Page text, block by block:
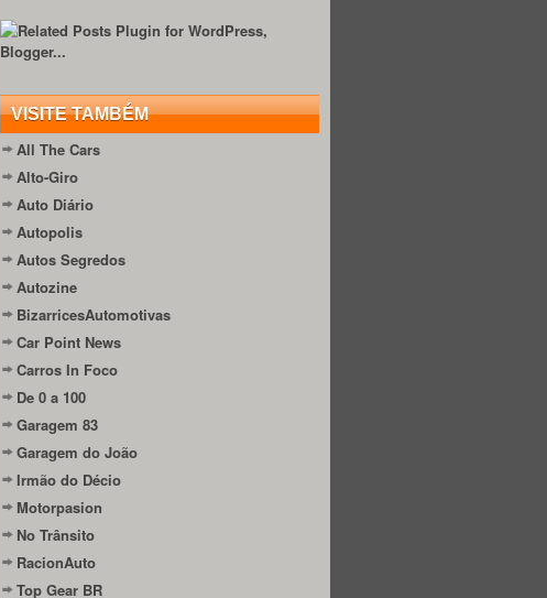
VISITE TAMBÉM
All The Cars
Alto-Giro
Auto Diário
Autopolis
Autos Segredos
Autozine
BizarricesAutomotivas
Car Point News
Carros In Foco
De 0 a 100
Garagem 83
Garagem do João
Irmão do Décio
Motorpasion
No Trânsito
RacionAuto
Top Gear BR